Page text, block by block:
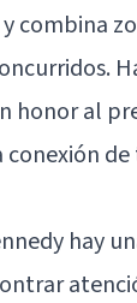
honor al
conexión
hay